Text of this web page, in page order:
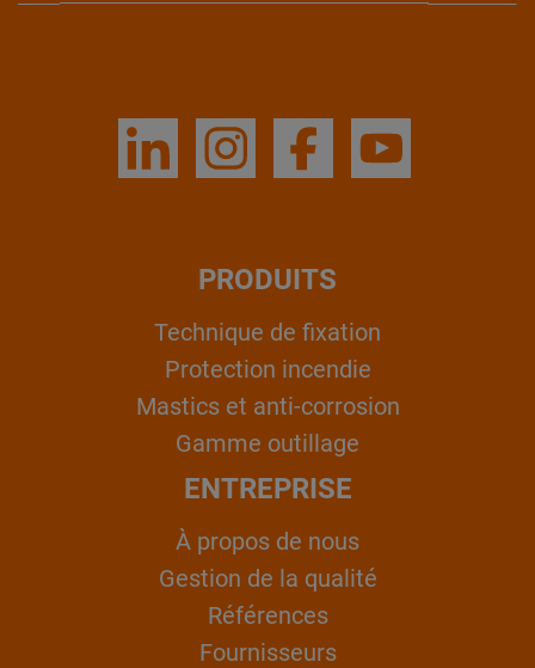
PRODUITS
Technique de fixation
Protection incendie
Mastics et anti-corrosion
Gamme outillage
ENTREPRISE
À propos de nous
Gestion de la qualité
Références
Fournisseurs